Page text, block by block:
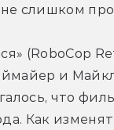
слишком
(RoboCop
и
что
Как